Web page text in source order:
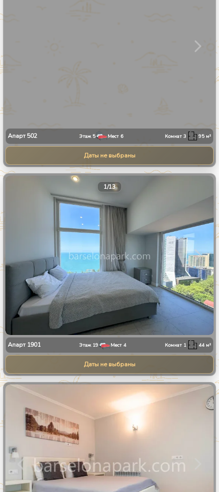
Апарт502 Этаж 5 Мест 6 Комнат3 95м²
Даты не выбраны
1/13
Апарт 1901 Этаж 19 Мест 4 Комнат 1 44м²
Даты не выбраны